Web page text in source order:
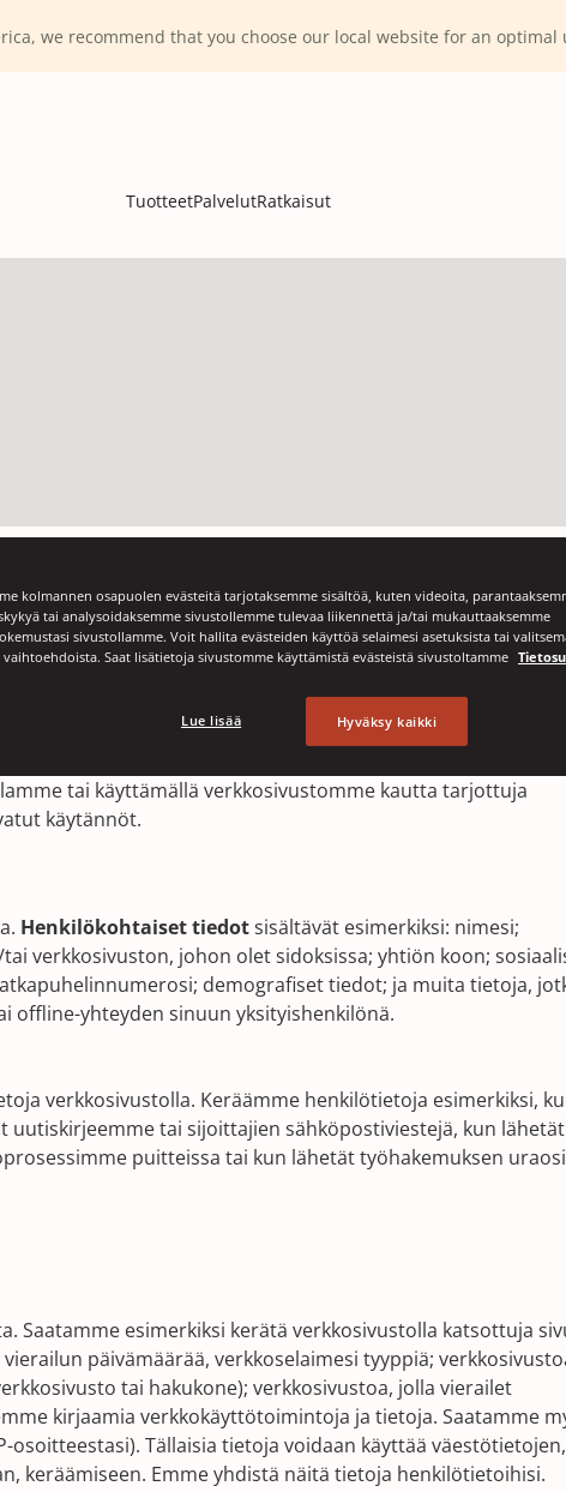
we recommend that you choose our local website for an
TuotteetPalvelutRatkaisut
Group Holdings US Inc. (
Crown Holdings Inc:n kuljetuspakkausdivisioonan
oikein sivustomme kautta saamiamme tietoja.
tai käyttämällä verkkosivustomme kautta tarjottuja
käytännöt.
Henkilökohtaiset tiedotsisältävät esimerkiksi: nimesi;
verkkosivuston, johon olet sidoksissa; yhtiön koon;
demografiset tiedot; ja muita tietoja,
offline-yhteyden sinuun yksityishenkilönä.
verkkosivustolla. Keräämme henkilötietoja esimerkiksi,
tai sijoittajien sähköpostiviestejä, kun lähetät
puitteissa tai kun lähetät työhakemuksen
Saatamme esimerkiksi kerätä verkkosivustolla katsottuja
päivämäärää, verkkoselaimesi tyyppiä;
tai hakukone); verkkosivustoa, jolla vierailet
kirjaamia verkkokäyttötoimintoja ja tietoja. Saatamme
Tällaisia ​​tietoja voidaan käyttää väestötietojen,
keräämiseen. Emme yhdistä näitä tietoja henkilötietoihisi.
kolmannen osapuolen evästeitä tarjotaksemme sisältöä, kuten videoita,
tai analysoidaksemme sivustollemme tulevaa liikennettä ja/tai mukauttaaksemme
sivustollamme. Voit hallita evästeiden käyttöä selaimesi asetuksista tai
Saat lisätietoja sivustomme käyttämistä evästeistä sivustoltamme
Lue lisää Hyväksy kaikki